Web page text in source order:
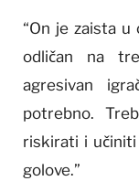
“On je zaista u
odličan na
agresivan
potrebno.
riskirati i
golove.”